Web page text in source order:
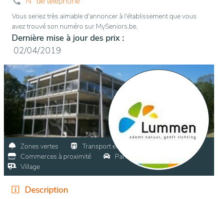
Vous seriez très aimable d'annoncer à l'établissement que vous
avez trouvé son numéro sur MySeniors.be.
Dernière mise à jour des prix :
02/04/2019
Zones vertes
Transport en commun
Commerces à proximité
Parking visiteurs
Village
Description